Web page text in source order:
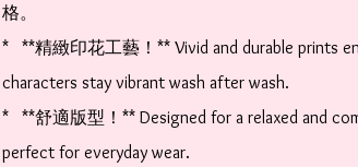
格。
*   **精緻印花工藝！** Vivid and durable prints
characters stay vibrant wash after wash.
*   **舒適版型！** Designed for a relaxed and
perfect for everyday wear.